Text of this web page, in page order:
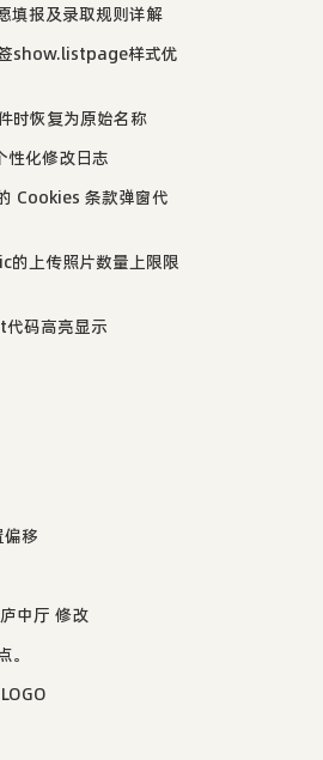
填报及录取规则详解
show.listpage样式优
时恢复为原始名称
化修改日志
Cookies 条款弹窗代
的上传照片数量上限限
代码高亮显示
移
中厅 修改